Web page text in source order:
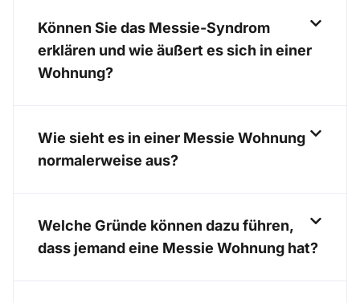
Können Sie das Messie-Syndrom
erklären und wie äußert es sich in einer
Wohnung?
Wie sieht es in einer Messie Wohnung
normalerweise aus?
Welche Gründe können dazu führen,
dass jemand eine Messie Wohnung hat?